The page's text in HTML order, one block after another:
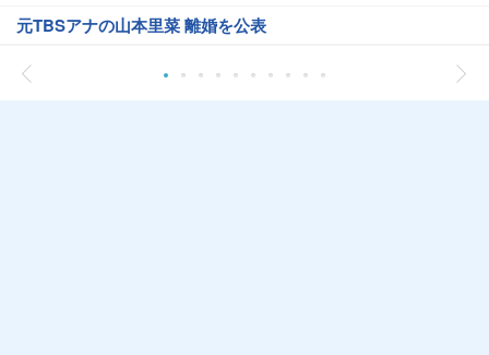
元TBSアナの山本里菜 離婚を公表